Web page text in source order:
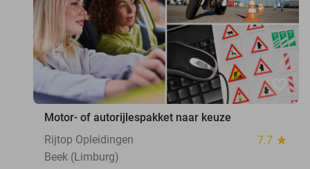
favorite_border
Motor- of autorijlespakket naar keuze
Rijtop Opleidingen
7.7 star
Beek (Limburg)